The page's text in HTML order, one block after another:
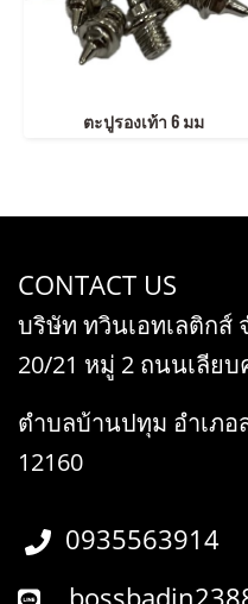
ตะปูรองเท้า 6 มม
CONTACT US
บริษัท ทวินเอทเลติกส์
20/21 หมู่ 2 ถนนเลีย
ตำบลบ้านปทุม อำเภ
12160